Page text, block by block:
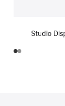
Studio